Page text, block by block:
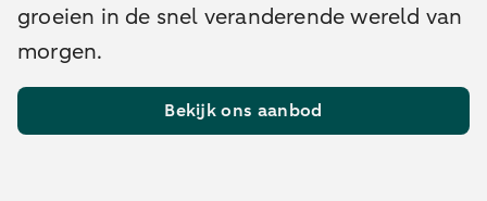
groeien in de snel veranderende wereld van
morgen.
Bekijk ons aanbod